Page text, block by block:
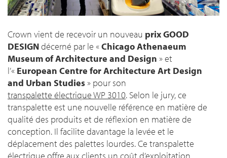
Crown vient de recevoir un nouveau prix GOOD
DESIGNdécerné par le «Chicago Athenaeum
Museum of Architecture and Design » et
l’« European Centre for Architecture Art Design
and Urban Studies» pour son
transpalette électrique WP 3010. Selon le jury, ce
transpalette est une nouvelle référence en matière de
qualité des produits et de réflexion en matière de
conception. Il facilite davantage la levée et le
déplacement des palettes lourdes. Ce transpalette